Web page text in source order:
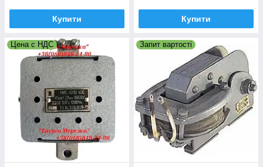
Купити Купити
Цена с НДС Запит вартості